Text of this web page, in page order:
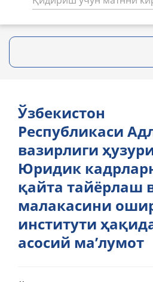
Ўзбекистон
Республикаси
вазирлиги
Юридик
қайта тайёрлаш
малакасини
институти
асосий маʼлумот